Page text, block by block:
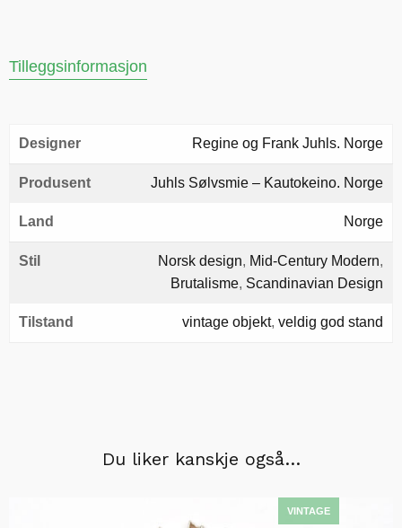
Tilleggsinformasjon
Designer Regine og Frank Juhls. Norge
Produsent Juhls Sølvsmie – Kautokeino. Norge
Land Norge
Stil Norsk design, Mid-Century Modern,
Brutalisme, Scandinavian Design
Tilstand vintage objekt, veldig god stand
Du liker kanskje også…